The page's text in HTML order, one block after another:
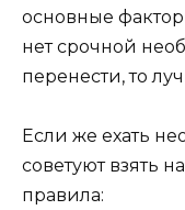
основные
нет срочной
перенести, то
Если же ехать
советуют взять
правила: